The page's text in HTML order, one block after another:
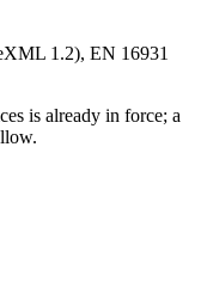
1.2), EN 16931
is already in force; a